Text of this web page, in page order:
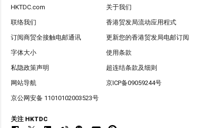
HKTDC.com 关于我们
联络我们 香港贸发局流动应用程式
订阅商贸全接触电邮通讯 更新您的香港贸发局电邮订阅
字体大小 使用条款
私隐政策声明 超连结条款及细则
网站导航 京ICP备09059244号
京公网安备 11010102003523号
关注 HKTDC